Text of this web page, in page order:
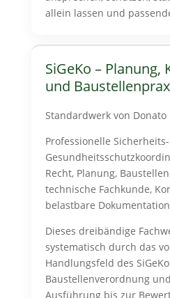
allein lassen und
SiGeKo –
und
Standardwerk von Donato
Professionelle
Recht, Planung,
technische Fachkunde,
belastbare
Dieses dreibändige
systematisch durch das
Handlungsfeld des
Baustellenverordnung
Ausführung bis zur